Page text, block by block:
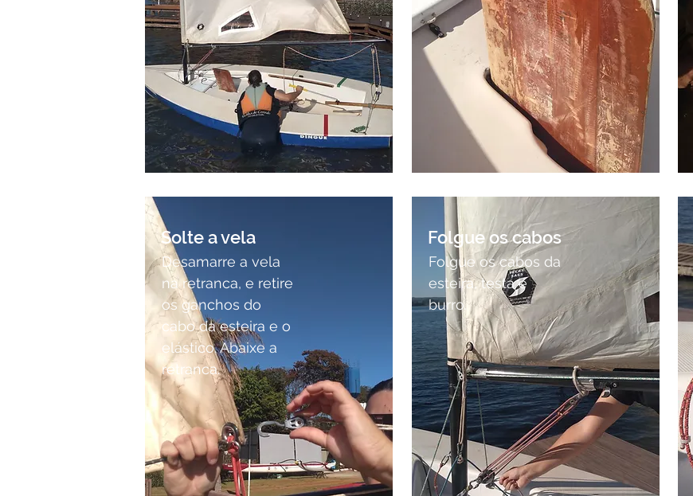
Solte a vela
Desamarre a vela
na retranca, e retire
os ganchos do
cabo da esteira e o
elástico. Abaixe a
retranca.
Folgue os cabos
Folgue os cabos da
esteira, testa e
burro.